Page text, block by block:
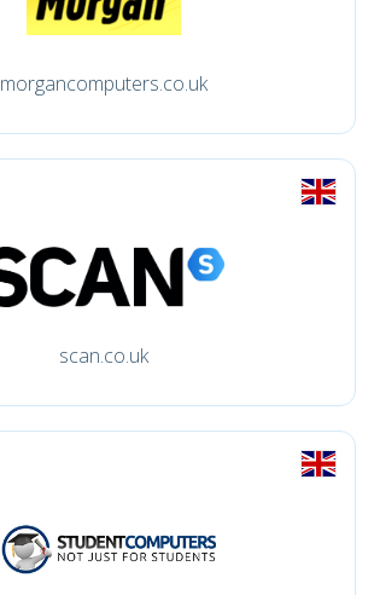
morgancomputers.co.uk
scan.co.uk